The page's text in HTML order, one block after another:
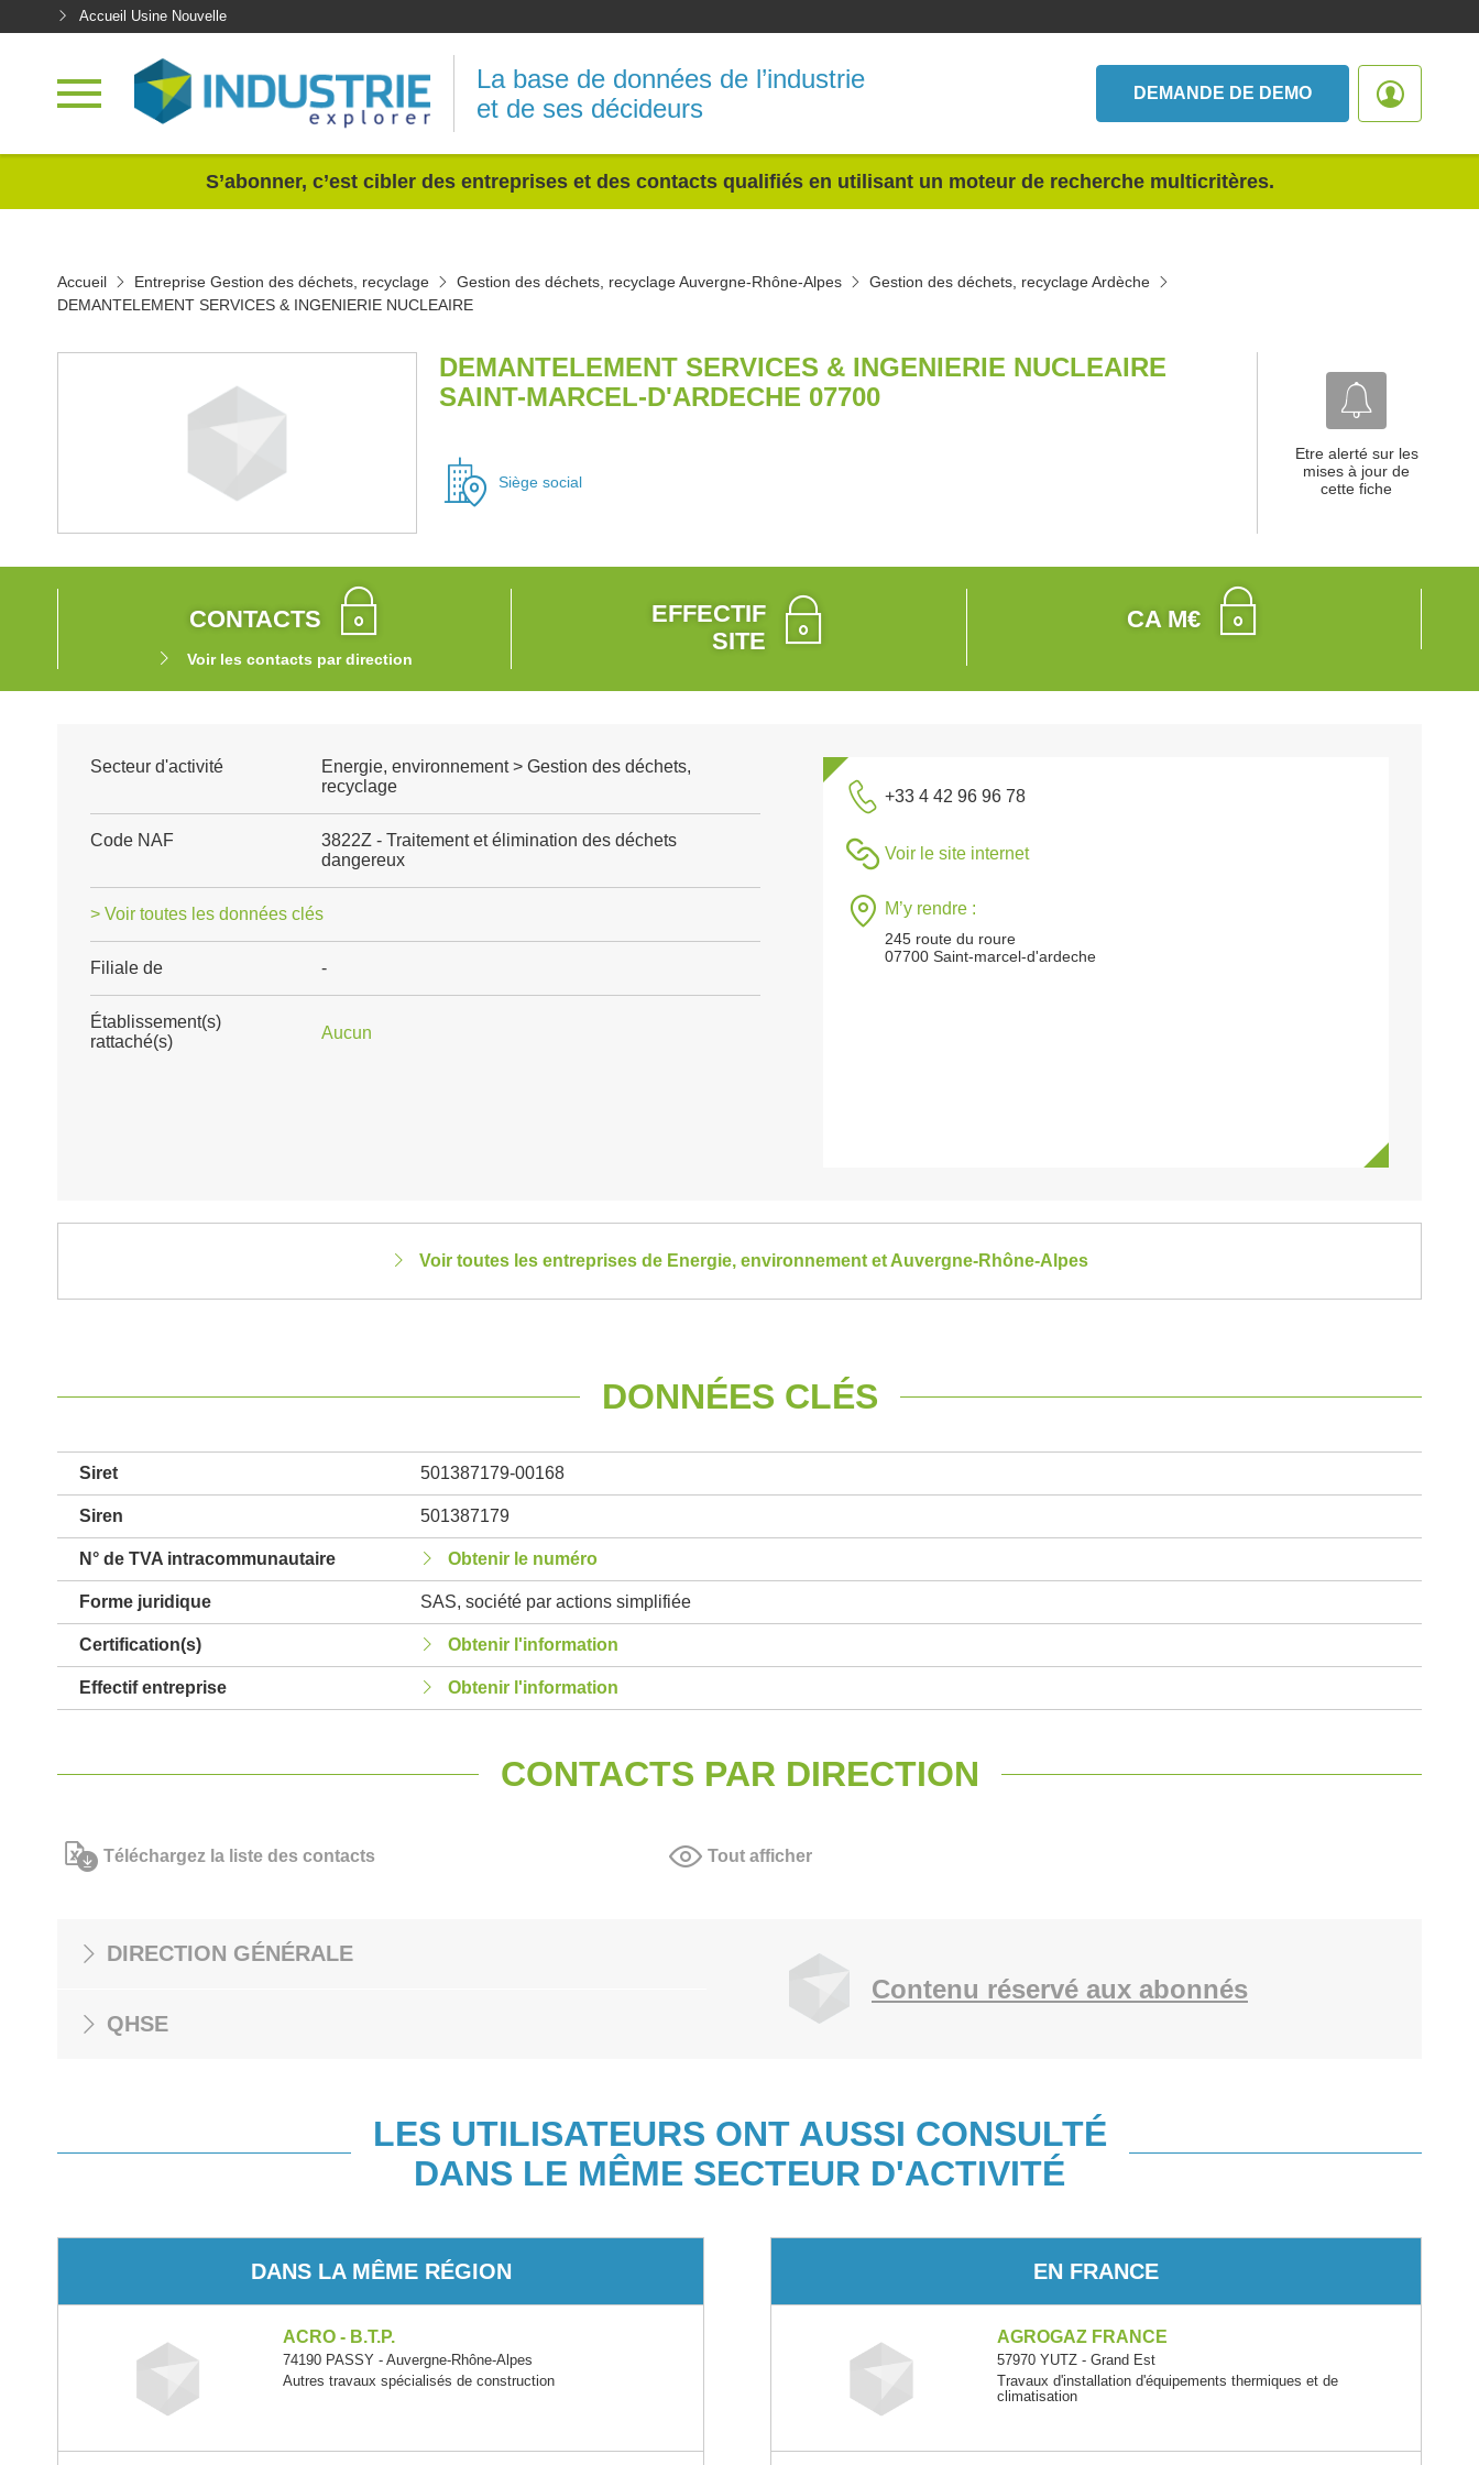
Accueil Usine Nouvelle
La base de données de l’industrie
et de ses décideurs
DEMANDE DE DEMO
S’abonner, c’est cibler des entreprises et des contacts qualifiés en utilisant un moteur de recherche multicritères.
Accueil Entreprise Gestion des déchets, recyclage Gestion des déchets, recyclage Auvergne-Rhône-Alpes
Gestion des déchets, recyclage Ardèche
DEMANTELEMENT SERVICES & INGENIERIE NUCLEAIRE
DEMANTELEMENT SERVICES & INGENIERIE NUCLEAIRE
SAINT-MARCEL-D'ARDECHE 07700
Siège social
Etre alerté sur les
mises à jour de
cette fiche
CONTACTS
Voir les contacts par direction
EFFECTIF
SITE
CA M€
Secteur d'activité
Energie, environnement > Gestion des déchets,
recyclage
Code NAF
3822Z - Traitement et élimination des déchets
dangereux
> Voir toutes les données clés
Filiale de -
Établissement(s)
rattaché(s)
Aucun
+33 4 42 96 96 78
Voir le site internet
M’y rendre :
245 route du roure
07700 Saint-marcel-d'ardeche
Voir toutes les entreprises de Energie, environnement et Auvergne-Rhône-Alpes
DONNÉES CLÉS
Siret 501387179-00168
Siren 501387179
N° de TVA intracommunautaire Obtenir le numéro
Forme juridique SAS, société par actions simplifiée
Certification(s) Obtenir l'information
Effectif entreprise Obtenir l'information
CONTACTS PAR DIRECTION
Téléchargez la liste des contacts Tout afficher
DIRECTION GÉNÉRALE
QHSE
Contenu réservé aux abonnés
LES UTILISATEURS ONT AUSSI CONSULTÉ
DANS LE MÊME SECTEUR D'ACTIVITÉ
DANS LA MÊME RÉGION
ACRO - B.T.P.
74190 PASSY - Auvergne-Rhône-Alpes
Autres travaux spécialisés de construction
EN FRANCE
AGROGAZ FRANCE
57970 YUTZ - Grand Est
Travaux d'installation d'équipements thermiques et de
climatisation